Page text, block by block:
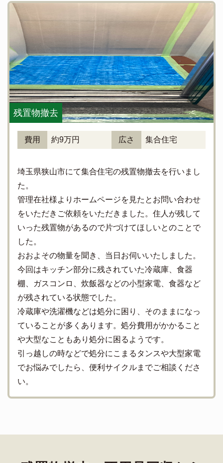
残置物撤去
費用 約9万円 広さ 集合住宅
埼玉県狭山市にて集合住宅の残置物撤去を行いまし
た。
管理在社様よりホームページを見たとお問い合わせ
をいただきご依頼をいただきました。住人が残して
いった残置物があるので片づけてほしいとのことで
した。
おおよその物量を聞き、当日お伺いいたしました。
今回はキッチン部分に残されていた冷蔵庫、食器
棚、ガスコンロ、炊飯器などの小型家電、食器など
が残されている状態でした。
冷蔵庫や洗濯機などは処分に困り、そのままになっ
ていることが多くあります。処分費用がかかること
や大型なこともあり処分に困るようです。
引っ越しの時などで処分にこまるタンスや大型家電
でお悩みでしたら、便利サイクルまでご相談くださ
い。